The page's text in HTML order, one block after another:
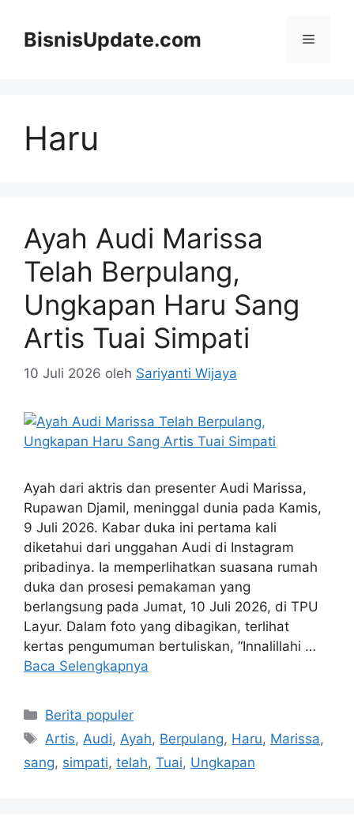
BisnisUpdate.com Menu
Haru
Ayah Audi Marissa
Telah Berpulang,
Ungkapan Haru Sang
Artis Tuai Simpati
10 Juli 2026 oleh Sariyanti Wijaya
Ayah dari aktris dan presenter Audi Marissa,
Rupawan Djamil, meninggal dunia pada Kamis,
9 Juli 2026. Kabar duka ini pertama kali
diketahui dari unggahan Audi di Instagram
pribadinya. Ia memperlihatkan suasana rumah
duka dan prosesi pemakaman yang
berlangsung pada Jumat, 10 Juli 2026, di TPU
Layur. Dalam foto yang dibagikan, terlihat
kertas pengumuman bertuliskan, “Innalillahi …
Baca Selengkapnya
Kategori
Berita populer
Tag
Artis, Audi, Ayah, Berpulang, Haru, Marissa,
sang, simpati, telah, Tuai, Ungkapan